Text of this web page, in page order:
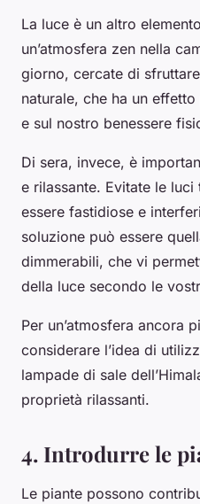
La luce è un altro
un’atmosfera zen nella
giorno, cercate di
naturale, che ha un
e sul nostro benessere
Di sera, invece, è
e rilassante. Evitate le
essere fastidiose e
soluzione può essere
dimmerabili, che vi
della luce secondo le
Per un’atmosfera ancora
considerare l’idea di
lampade di sale
proprietà rilassanti.
4. Introdurre le
Le piante possono